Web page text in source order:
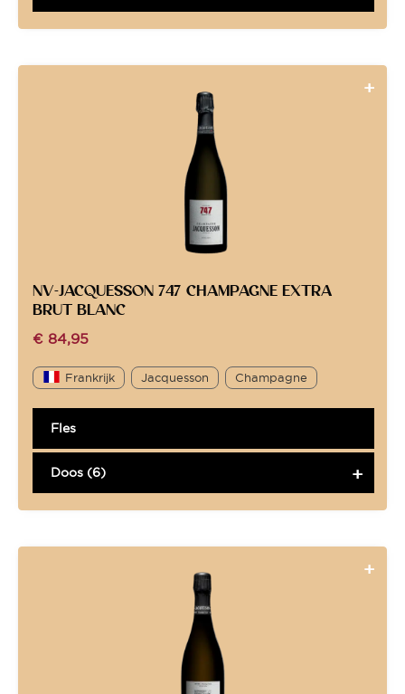
NV-JACQUESSON 747 CHAMPAGNE EXTRA
BRUT BLANC
€ 84,95
Frankrijk Jacquesson Champagne
Fles
Doos (6)